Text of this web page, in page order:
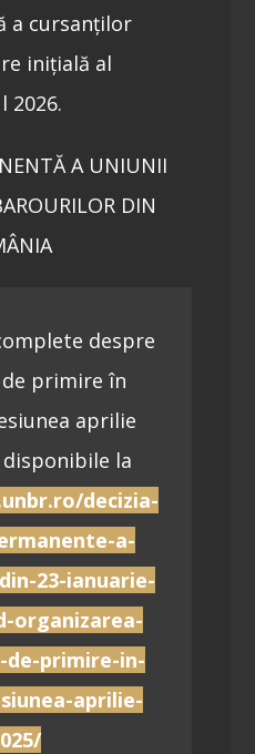
a cursanților
inițială al
2026.
A UNIUNII
DIN
despre
primire în
aprilie
disponibile la
decizia-
a-
23-ianuarie-
organizarea-
de-primire-in-
aprilie-